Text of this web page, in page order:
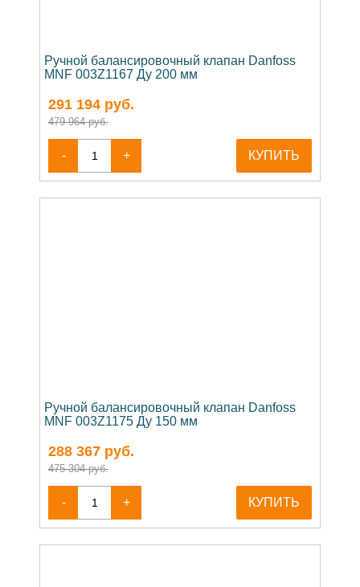
Ручной балансировочный клапан Danfoss
MNF 003Z1167 Ду 200 мм
291 194 руб.
479 964 руб.
- + КУПИТЬ
Ручной балансировочный клапан Danfoss
MNF 003Z1175 Ду 150 мм
288 367 руб.
475 304 руб.
- + КУПИТЬ